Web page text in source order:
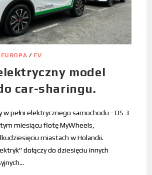
EUROPA / EV
model
car-sharingu.
w pełni elektrycznego samochodu - DS 3
miesiącu flotę MyWheels,
miastach w Holandii.
dołączy do dziesięciu innych